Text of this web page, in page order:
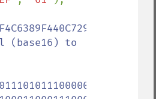
(base16) to